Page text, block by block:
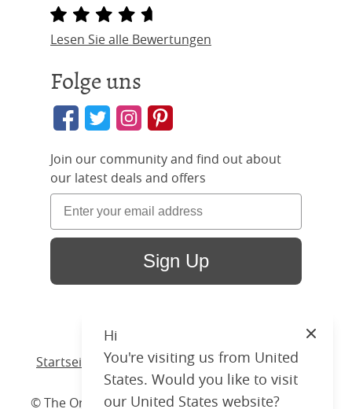
Lesen Sie alle Bewertungen
Folge uns
Join our community and find out about
our latest deals and offers
Sign Up
Startseite / Produkte /Bett /Metallbett/ Arigna
© The Original Bedstead Co. (2026) Company No.
Hi
You're visiting us from United
States. Would you like to visit
our United States website?
Close